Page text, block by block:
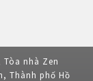
Tòa nhà Zen
Thành phố Hồ